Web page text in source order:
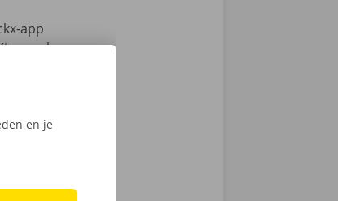
app
snel
en je